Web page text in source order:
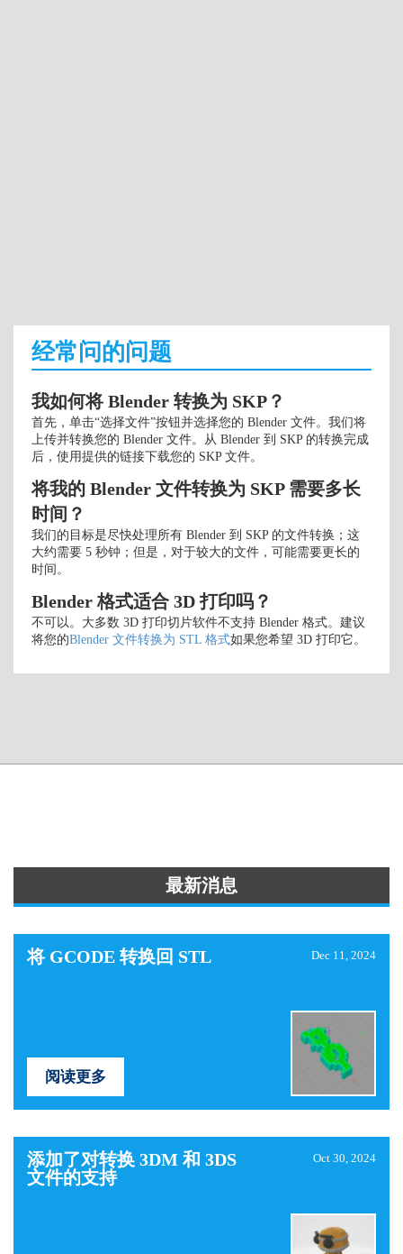
经常问的问题
我如何将 Blender 转换为 SKP？
首先，单击“选择文件”按钮并选择您的 Blender 文件。我们将
上传并转换您的 Blender 文件。从 Blender 到 SKP 的转换完成
后，使用提供的链接下载您的 SKP 文件。
将我的 Blender 文件转换为 SKP 需要多长
时间？
我们的目标是尽快处理所有 Blender 到 SKP 的文件转换；这
大约需要 5 秒钟；但是，对于较大的文件，可能需要更长的
时间。
Blender 格式适合 3D 打印吗？
不可以。大多数 3D 打印切片软件不支持 Blender 格式。建议
将您的Blender 文件转换为 STL 格式如果您希望 3D 打印它。
最新消息
将 GCODE 转换回 STL Dec 11, 2024
阅读更多
添加了对转换 3DM 和 3DS
文件的支持
Oct 30, 2024